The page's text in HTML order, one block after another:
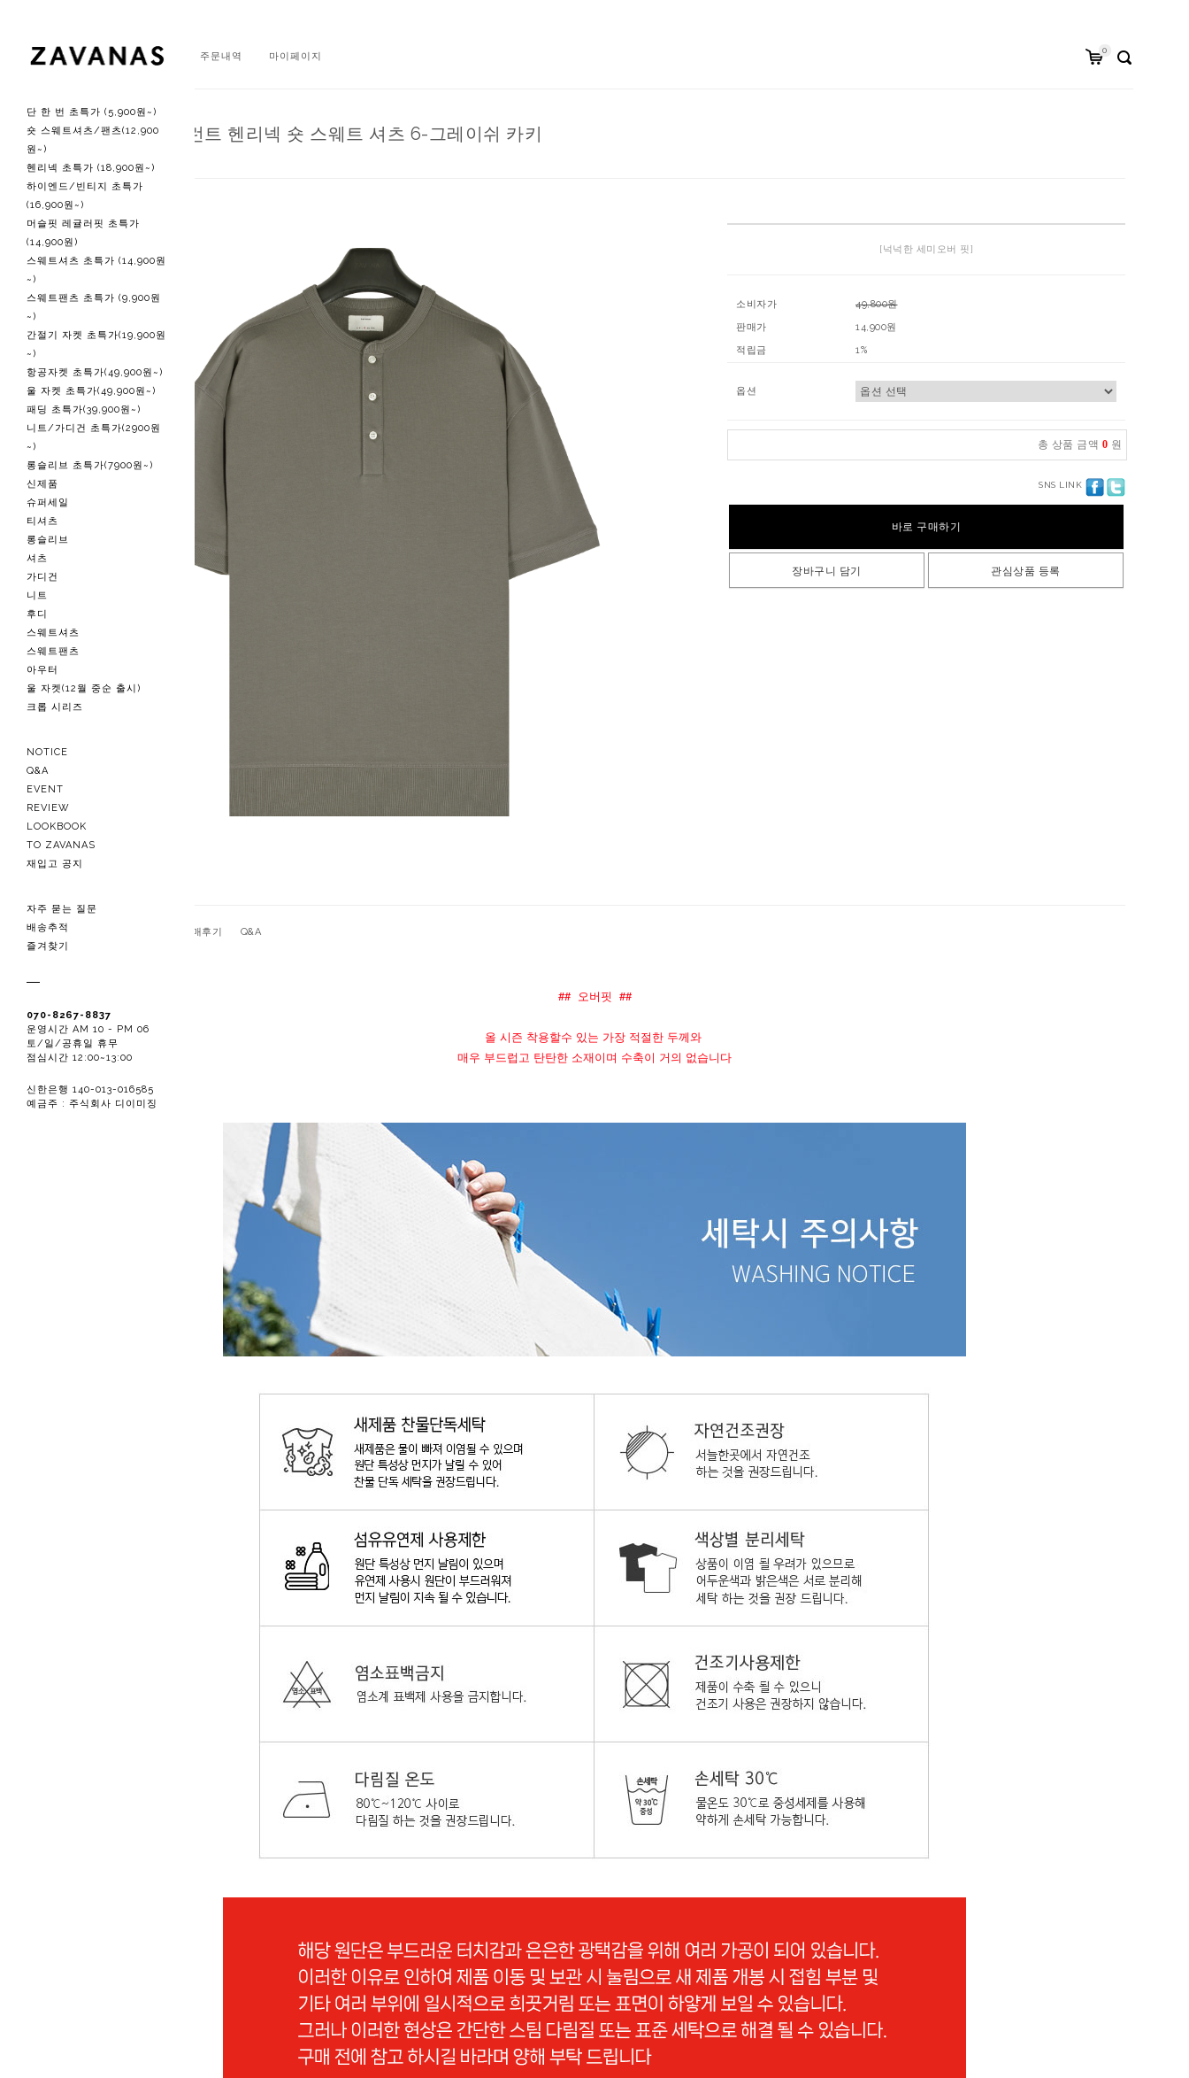
회원가입 로그인 주문내역 마이페이지
0
단 한 번 초특가 (5,900원~)
숏 스웨트셔츠/팬츠(12,900
원~)
헨리넥 초특가 (18,900원~)
하이엔드/빈티지 초특가
(16,900원~)
머슬핏 레귤러핏 초특가
(14,900원)
스웨트셔츠 초특가 (14,900원
~)
스웨트팬츠 초특가 (9,900원
~)
간절기 자켓 초특가(19,900원
~)
항공자켓 초특가(49,900원~)
울 자켓 초특가(49,900원~)
패딩 초특가(39,900원~)
니트/가디건 초특가(2900원
~)
롱슬리브 초특가(7900원~)
신제품
슈퍼세일
티셔츠
롱슬리브
셔츠
가디건
니트
후디
스웨트셔츠
스웨트팬츠
아우터
울 자켓(12월 중순 출시)
크롭 시리즈
NOTICE
Q&A
EVENT
REVIEW
LOOKBOOK
TO ZAVANAS
재입고 공지
자주 묻는 질문
배송추적
즐겨찾기
070-8267-8837
운영시간 AM 10 - PM 06
토/일/공휴일 휴무
점심시간 12:00~13:00
신한은행 140-013-016585
예금주 : 주식회사 디이미징
올 시즌 엑셀런트 헨리넥 숏 스웨트 셔츠 6-그레이쉬 카키
[넉넉한 세미오버 핏]
소비자가
49,800원
판매가
14,900원
적립금
1%
옵션
총 상품 금액 0 원
SNS LINK
바로 구매하기
장바구니 담기 관심상품 등록
관련상품 구매후기 Q&A
##  오버핏  ##
올 시즌 착용할수 있는 가장 적절한 두께와
매우 부드럽고 탄탄한 소재이며 수축이 거의 없습니다